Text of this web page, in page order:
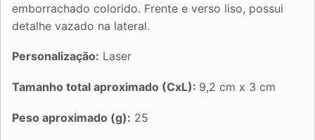
emborrachado colorido. Frente e verso liso, possui
detalhe vazado na lateral.
Personalização: Laser
Tamanho total aproximado (CxL): 9,2 cm x 3 cm
Peso aproximado (g): 25